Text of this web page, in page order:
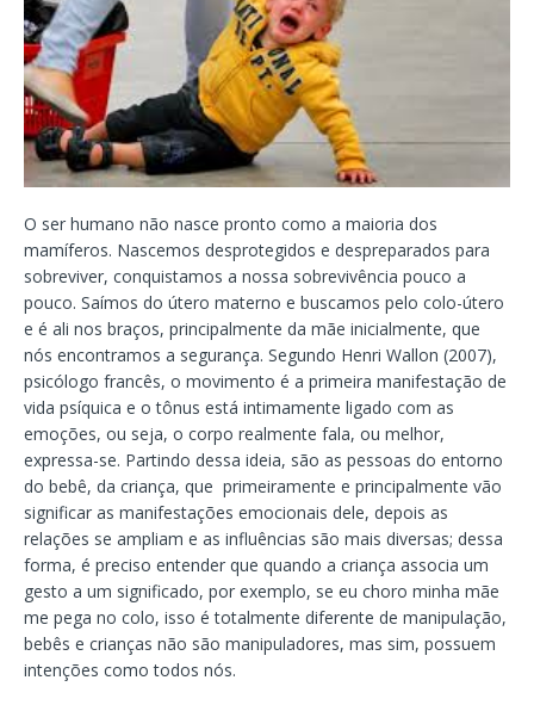
O ser humano não nasce pronto como a maioria dos
mamíferos. Nascemos desprotegidos e despreparados para
sobreviver, conquistamos a nossa sobrevivência pouco a
pouco. Saímos do útero materno e buscamos pelo colo-útero
e é ali nos braços, principalmente da mãe inicialmente, que
nós encontramos a segurança. Segundo Henri Wallon (2007),
psicólogo francês, o movimento é a primeira manifestação de
vida psíquica e o tônus está intimamente ligado com as
emoções, ou seja, o corpo realmente fala, ou melhor,
expressa-se. Partindo dessa ideia, são as pessoas do entorno
do bebê, da criança, que primeiramente e principalmente vão
significar as manifestações emocionais dele, depois as
relações se ampliam e as influências são mais diversas; dessa
forma, é preciso entender que quando a criança associa um
gesto a um significado, por exemplo, se eu choro minha mãe
me pega no colo, isso é totalmente diferente de manipulação,
bebês e crianças não são manipuladores, mas sim, possuem
intenções como todos nós.